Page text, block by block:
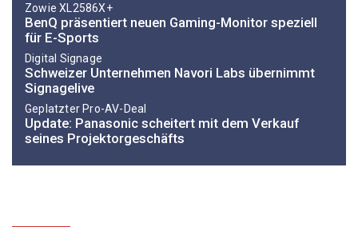
Zowie XL2586X+
BenQ präsentiert neuen Gaming-Monitor speziell
für E-Sports
Digital Signage
Schweizer Unternehmen Navori Labs übernimmt
Signagelive
Geplatzter Pro-AV-Deal
Update: Panasonic scheitert mit dem Verkauf
seines Projektorgeschäfts